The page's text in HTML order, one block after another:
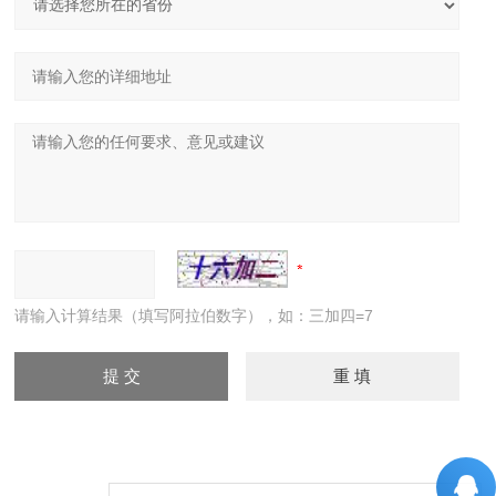
请输入计算结果（填写阿拉伯数字），如：三加四=7